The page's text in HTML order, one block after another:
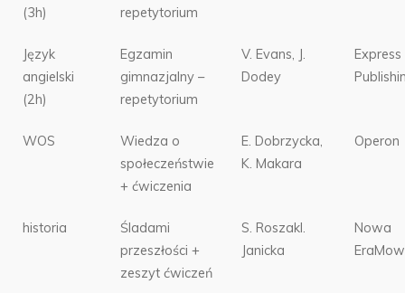
(3h)
repetytorium
Język
angielski
(2h)
Egzamin
gimnazjalny –
repetytorium
V. Evans, J.
Dodey
Express
WOS
Wiedza o
społeczeństwie
+ ćwiczenia
E. Dobrzycka,
K. Makara
Operon
historia
Śladami
przeszłości +
zeszyt ćwiczeń
S. RoszakI.
Janicka
Nowa